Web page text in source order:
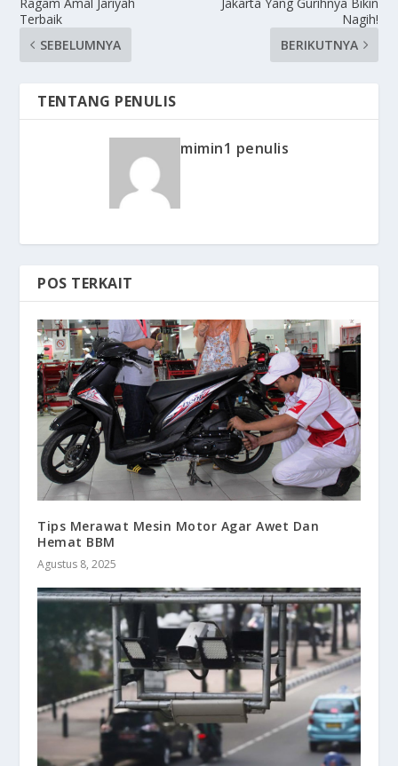
Terbaik
SEBELUMNYA
Nagih!
BERIKUTNYA
TENTANG PENULIS
mimin1 penulis
POS TERKAIT
Tips Merawat Mesin Motor Agar Awet Dan
Hemat BBM
Agustus 8, 2025